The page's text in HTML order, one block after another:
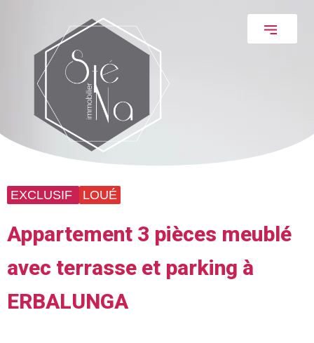
EXCLUSIF LOUÉ
Appartement 3 pièces meublé
avec terrasse et parking à
ERBALUNGA